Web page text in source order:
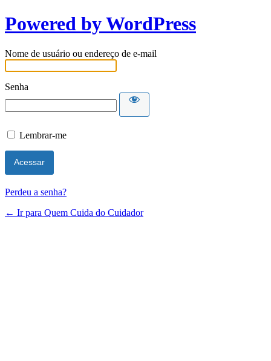
Powered by WordPress
Nome de usuário ou endereço de e-mail
Senha
Lembrar-me
Perdeu a senha?
← Ir para Quem Cuida do Cuidador